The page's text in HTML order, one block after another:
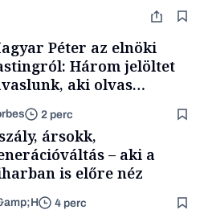
Péter az elnöki
Három jelöltet
aki olvas
nem fog
2 perc
ársokk,
– aki a
is előre néz
4 perc